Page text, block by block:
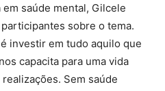
saúde mental, Gilcele
sobre o tema.
investir em tudo aquilo que
capacita para uma vida
Sem saúde